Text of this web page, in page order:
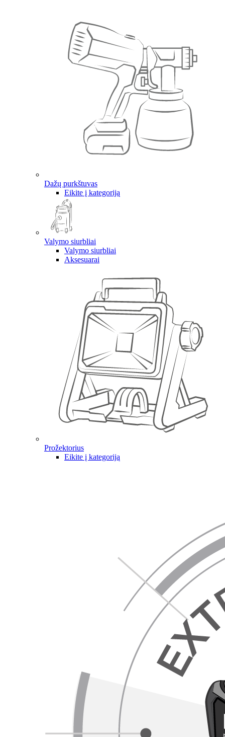
Dažų purkštuvas
Eikite į kategoriją
Valymo siurbliai
Valymo siurbliai
Aksesuarai
Prožektorius
Eikite į kategoriją